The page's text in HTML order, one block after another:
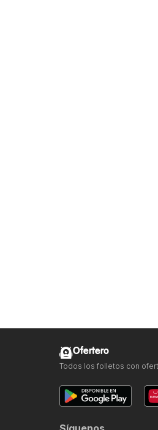
Ofertero
Todos los folletos con